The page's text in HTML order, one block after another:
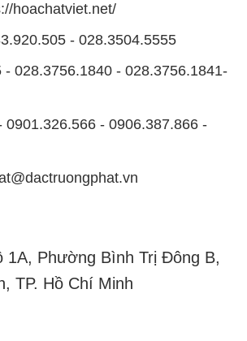
hoachatviet.net/
- 028.3504.5555
- 028.3756.1840 - 028.3756.1841-
0901.326.566 - 0906.387.866 -
1A, Phường Bình Trị Đông B,
TP. Hồ Chí Minh